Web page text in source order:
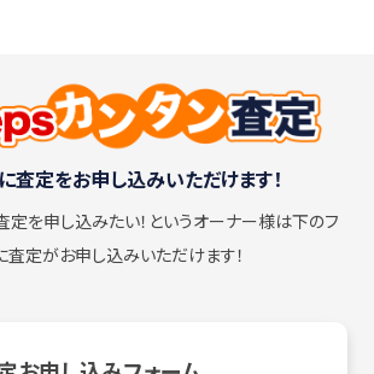
査定をお申し込みいただけます！
定を申し込みたい！ というオーナー様は下のフ
査定がお申し込みいただけます！